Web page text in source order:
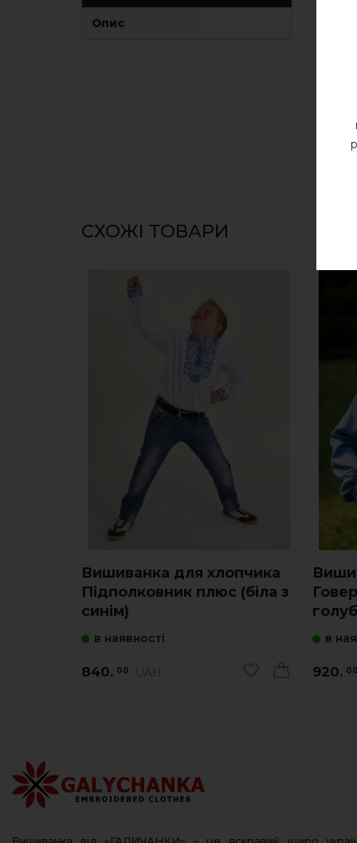
Опис
СХОЖІ ТОВАРИ
Вишиванка для хлопчика
Підполковник плюс (біла з
синім)
в наявності
840. 00 UAH
в
920. 00
Вишиванка від «ГАЛИЧАНКИ» – це яскравий щиро